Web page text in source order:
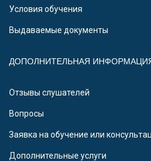
Условия обучения
Выдаваемые документы
ДОПОЛНИТЕЛЬНАЯ
Отзывы слушателей
Вопросы
Заявка на обучение или
Дополнительные услуги